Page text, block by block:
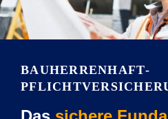
BAUHERRENHAFT­